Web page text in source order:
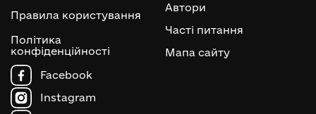
Правила користування
Політика
конфіденційності
Автори
Часті питання
Мапа сайту
Facebook
Instagram